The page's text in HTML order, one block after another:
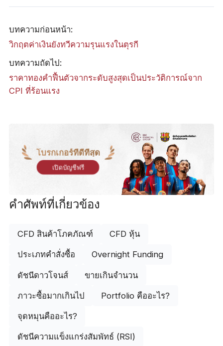
บทความก่อนหน้า:
วิกฤตค่าเงินยังทวีความรุนแรงในตุรกี
บทความถัดไป:
ราคาทองคำฟื้นตัวจากระดับสูงสุดเป็นประวัติการณ์จาก
CPI ที่ร้อนแรง
โบรกเกอร์ที่ดีที่สุด
เปิดบัญชีฟรี
คำศัพท์ที่เกี่ยวข้อง
CFD สินค้าโภคภัณฑ์ CFD หุ้น
ประเภทคำสั่งซื้อ Overnight Funding
ดัชนีดาวโจนส์ ขายเกินจำนวน
ภาวะซื้อมากเกินไป Portfolio คืออะไร?
จุดหมุนคืออะไร?
ดัชนีความแข็งแกร่งสัมพัทธ์ (RSI)